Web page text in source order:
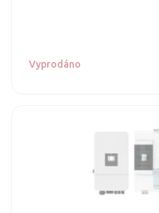
Vyprodáno